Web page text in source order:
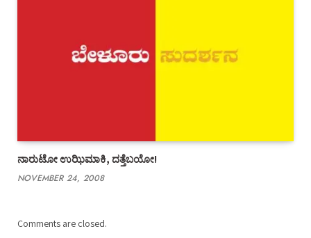
ನಾರುಟೋ ಉಝಿಮಾಕಿ, ದತ್ತೆಬಯೋ!
NOVEMBER 24, 2008
Comments are closed.